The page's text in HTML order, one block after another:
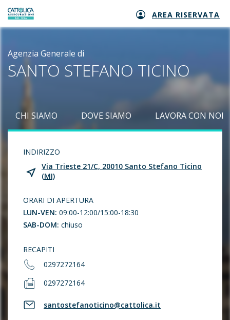
Generali logo AREA RISERVATA
Agenzia Generale di
SANTO STEFANO TICINO
CHI SIAMO DOVE SIAMO LAVORA CON NOI
INDIRIZZO
Via Trieste 21/C, 20010 Santo Stefano Ticino
(MI)
ORARI DI APERTURA
LUN-VEN: 09:00-12:00/15:00-18:30
SAB-DOM: chiuso
RECAPITI
0297272164
0297272164
santostefanoticino@cattolica.it